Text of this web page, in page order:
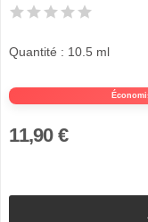
Quantité : 10.5 ml
11,90 €